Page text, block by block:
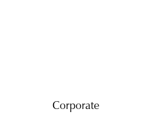
Corporate